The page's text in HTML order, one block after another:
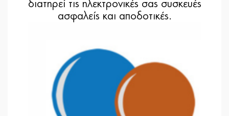
διατηρεί τις ηλεκτρονικές σας συσκευές
ασφαλείς και αποδοτικές.